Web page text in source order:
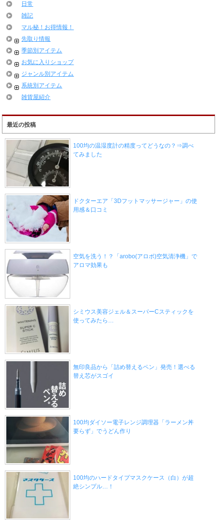
日常
雑記
マル秘！お得情報！
先取り情報
季節別アイテム
お気に入りショップ
ジャンル別アイテム
系統別アイテム
雑貨屋紹介
最近の投稿
100均の温湿度計の精度ってどうなの？⇒調べ
てみました
ドクターエア「3Dフットマッサージャー」の使
用感＆口コミ
空気を洗う！？「arobo(アロボ)空気清浄機」で
アロマ効果も
シミウス美容ジェル＆スーパーCスティックを
使ってみたら…
無印良品から「詰め替えるペン」発売！選べる
替え芯がスゴイ
100均ダイソー電子レンジ調理器「ラーメン丼
要らず」でうどん作り
100均のハードタイプマスクケース（白）が超
絶シンプル…！